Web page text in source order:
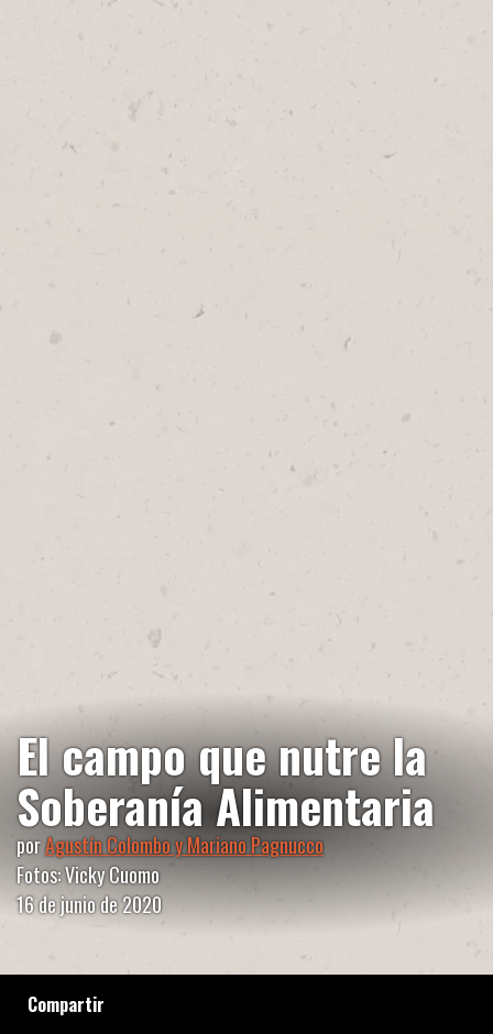
Compartir
El campo que nutre la
Soberanía Alimentaria
porAgustín Colombo y Mariano Pagnucco
Fotos: Vicky Cuomo
16 de junio de 2020